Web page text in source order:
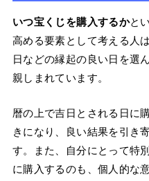
いつ宝くじを購入するかと
高める要素として考える人
日などの縁起の良い日を選
親しまれています。
暦の上で吉日とされる日に
きになり、良い結果を引き
す。また、自分にとって特
に購入するのも、個人的な